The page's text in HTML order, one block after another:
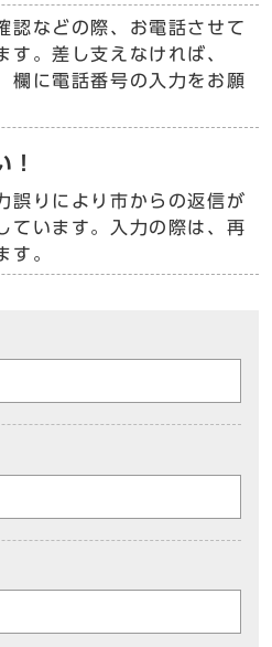
認などの際、お電話させて
す。差し支えなければ、
欄に電話番号の入力をお願
！
誤りにより市からの返信が
ています。入力の際は、再
す。